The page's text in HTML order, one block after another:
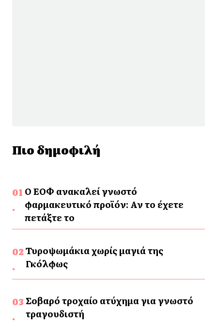
Πιο δημοφιλή
Ο ΕΟΦ ανακαλεί γνωστό
φαρμακευτικό προϊόν: Αν το έχετε
πετάξτε το
Τυροψωμάκια χωρίς μαγιά της
Γκόλφως
Σοβαρό τροχαίο ατύχημα για γνωστό
τραγουδιστή